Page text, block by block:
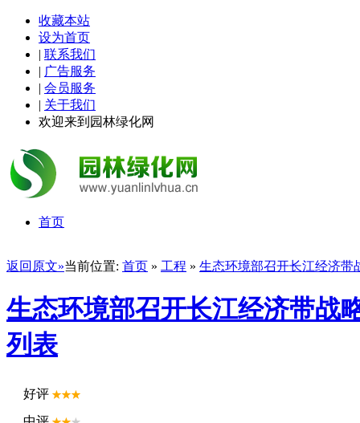
收藏本站
设为首页
| 联系我们
| 广告服务
| 会员服务
| 关于我们
欢迎来到园林绿化网
首页
返回原文»当前位置: 首页 » 工程 » 生态环境部召开长江经济带
生态环境部召开长江经济带战
列表
好评